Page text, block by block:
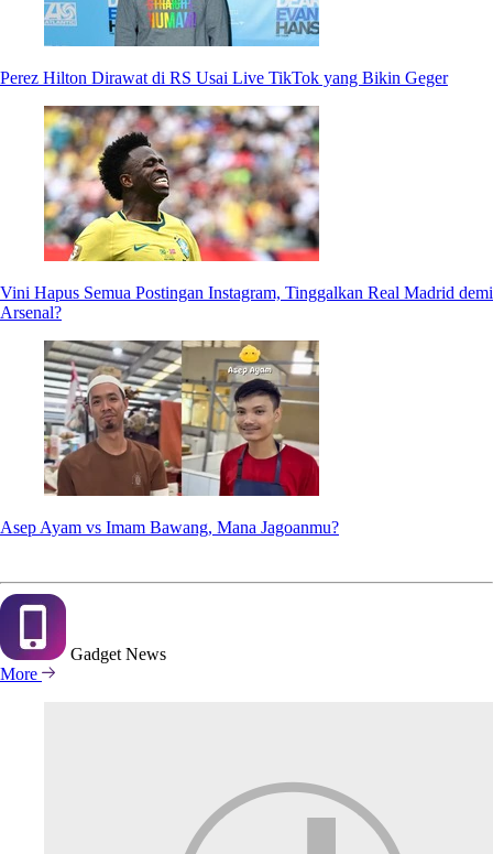
Perez Hilton Dirawat di RS Usai Live TikTok yang Bikin Geger
Vini Hapus Semua Postingan Instagram, Tinggalkan Real Madrid demi
Arsenal?
Asep Ayam vs Imam Bawang, Mana Jagoanmu?
Gadget News
More